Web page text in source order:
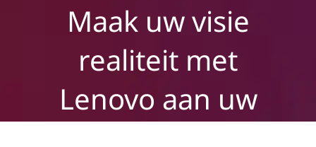
Maak uw visie
realiteit met
Lenovo aan uw